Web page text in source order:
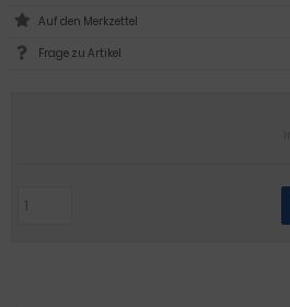
Frage zu Artikel